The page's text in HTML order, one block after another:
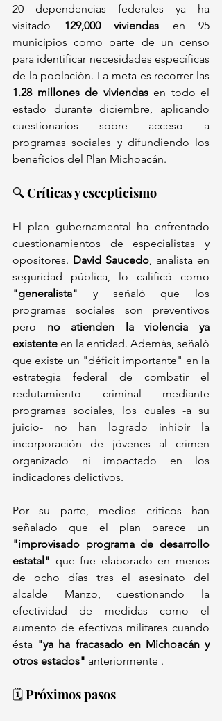
20 dependencias federales ya ha
visitado 129,000 viviendas en 95
municipios como parte de un censo
para identificar necesidades específicas
1.28 millones de viviendas en todo el
estado durante diciembre, aplicando
cuestionarios sobre acceso a
programas sociales y difundiendo los
beneficios del Plan Michoacán.
🔍 Críticas y escepticismo
El plan gubernamental ha enfrentado
cuestionamientos de especialistas y
opositores. David Saucedo, analista en
"generalista" y señaló que los
programas sociales son preventivos
pero no atienden la violencia ya
existente en la entidad. Además, señaló
que existe un "déficit importante" en la
estrategia federal de combatir el
reclutamiento criminal mediante
programas sociales, los cuales -a su
juicio- no han logrado inhibir la
incorporación de jóvenes al crimen
organizado ni impactado en los
indicadores delictivos.
Por su parte, medios críticos han
"improvisado programa de desarrollo
estatal" que fue elaborado en menos
de ocho días tras el asesinato del
alcalde Manzo, cuestionando la
efectividad de medidas como el
aumento de efectivos militares cuando
ésta "ya ha fracasado en Michoacán y
otros estados" anteriormente .
🗓️ Próximos pasos